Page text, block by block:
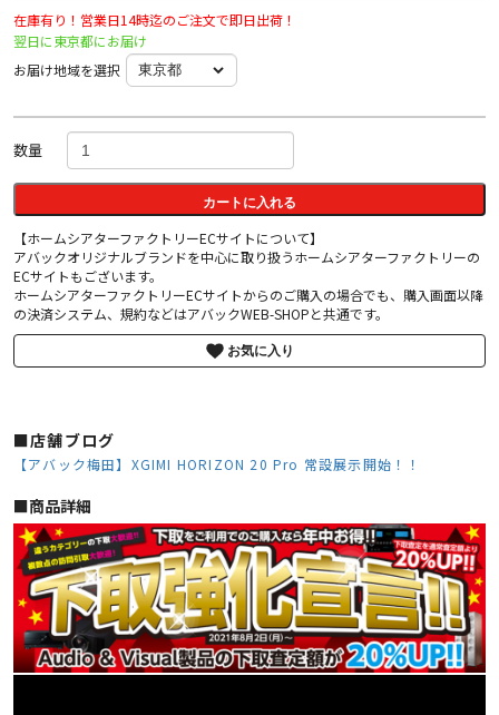
在庫有り！営業日14時迄のご注文で即日出荷！
翌日に東京都にお届け
お届け地域を選択
数量
カートに入れる
【ホームシアターファクトリーECサイトについて】
アバックオリジナルブランドを中心に取り扱うホームシアターファクトリーの
ECサイトもございます。
ホームシアターファクトリーECサイトからのご購入の場合でも、購入画面以降
の決済システム、規約などはアバックWEB-SHOPと共通です。
お気に入り
■店舗ブログ
【アバック梅田】XGIMI HORIZON 20 Pro 常設展示開始！！
■︎商品詳細